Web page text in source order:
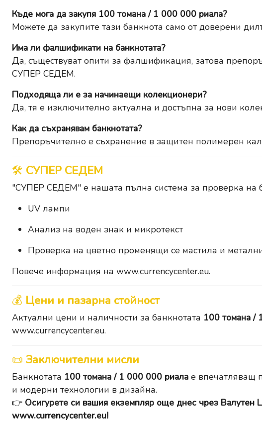
Къде мога да закупя 100 томана / 1 000 000 риала?
Можете да закупите тази банкнота само от доверени
Има ли фалшификати на банкнотата?
Да, съществуват опити за фалшификация, затова
СУПЕР СЕДЕМ.
Подходяща ли е за начинаещи колекционери?
Да, тя е изключително актуална и достъпна за нови
Как да съхранявам банкнотата?
Препоръчително е съхранение в защитен полимерен
🛠️ СУПЕР СЕДЕМ
"СУПЕР СЕДЕМ" е нашата пълна система за проверка на
UV лампи
Анализ на воден знак и микротекст
Проверка на цветно променящи се мастила и
Повече информация на www.currencycenter.eu.
💰 Цени и пазарна стойност
Актуални цени и наличности за банкнотата 100 томана /
www.currencycenter.eu.
📜 Заключителни мисли
Банкнотата 100 томана / 1 000 000 риала е впечатляващ
и модерни технологии в дизайна.
👉 Осигурете си вашия екземпляр още днес чрез Валутен
www.currencycenter.eu!